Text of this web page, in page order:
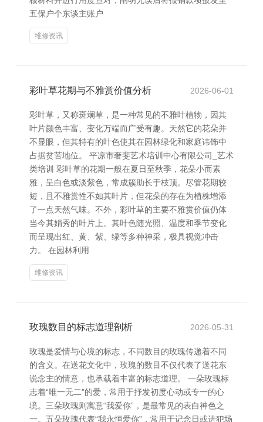
五保户个东谈主账户
维修资讯
彩叶草花期与不雅赏价值分析 2026-06-01
彩叶草，又称斑斓草，是一种常见的不雅叶植物，因其
叶片颜色丰富、变化万端而广受有趣。天然它的花朵并
不显眼，但其特有的叶色使其在园林绿化和家庭讳饰中
占据贫苦地位。 平凉市奢斐艺术培训中心有限公司_艺术
类培训 彩叶草的花期一般在夏日至秋季，花朵小而素
雅，呈白色或淡紫色，常成簇助长于枝顶。尽管花期较
短，且不雅赏性不如其叶片，但花朵的存在为植株增添
了一点天然气味。不外，彩叶草的主要不雅赏价值仍体
当今其娟秀的叶片上。其叶色随光照、温度和季节变化
而呈现出红、黄、紫、绿等多种神采，极具视觉冲击
力。 在园林利用
维修资讯
玫瑰数目的标志道理剖析 2026-05-31
玫瑰是爱情与心境的标志，不同数目的玫瑰传递着不同
的含义。在送花文化中，玫瑰的数目不仅代表了送花东
说念主的情意，也承载着丰富的标志道理。 一朵玫瑰标
志着“唯一无二”的爱，常用于抒发初度心动或专一的心
境。三朵玫瑰则寓意“我爱你”，是最常见的表白神色之
一。五朵玫瑰代表“我永恒爱你”，常用于记念日或进犯场